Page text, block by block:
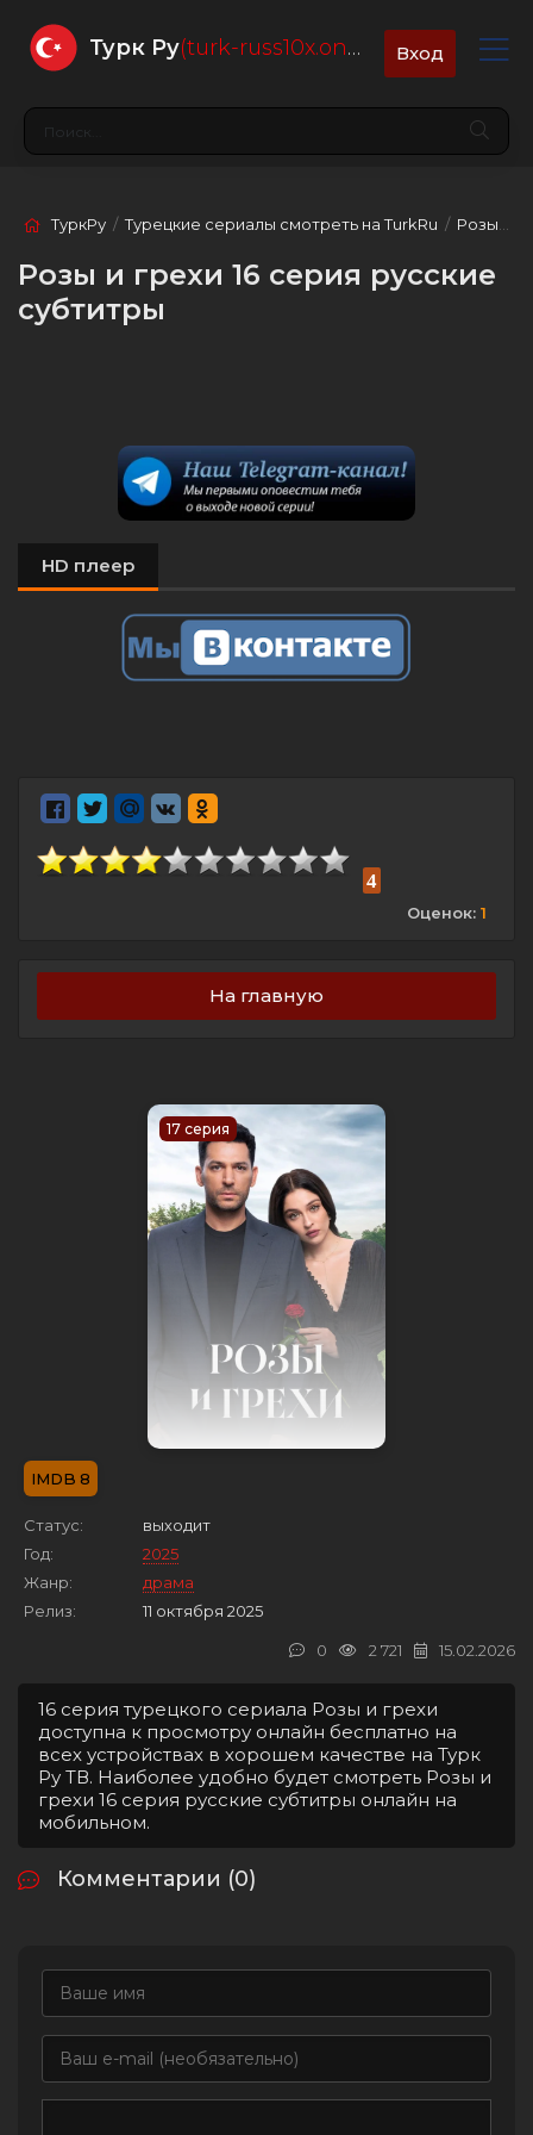
Турк Ру(turk-russ10x.online) Вход
ТуркРу /Турецкие сериалы смотреть на TurkRu / Розы и грехи
Розы и грехи 16 серия русские
субтитры
HD плеер
4
Оценок: 1
На главную
17 серия
8
Статус:
выходит
Год:
2025
Жанр:
драма
Релиз:
11 октября 2025
15.02.2026
2 721
0
16 серия турецкого сериала Розы и грехи
доступна к просмотру онлайн бесплатно на
всех устройствах в хорошем качестве на Турк
Ру ТВ. Наиболее удобно будет смотреть Розы и
грехи 16 серия русские субтитры онлайн на
мобильном.
Комментарии (0)